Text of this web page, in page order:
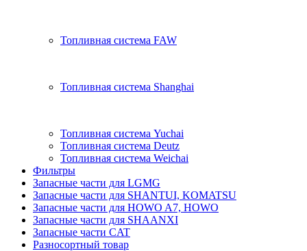
Топливная система FAW
Топливная система Shanghai
Топливная система Yuchai
Топливная система Deutz
Топливная система Weichai
Фильтры
Запасные части для LGMG
Запасные части для SHANTUI, KOMATSU
Запасные части для HOWO A7, HOWO
Запасные части для SHAANXI
Запасные части CAT
Разносортный товар